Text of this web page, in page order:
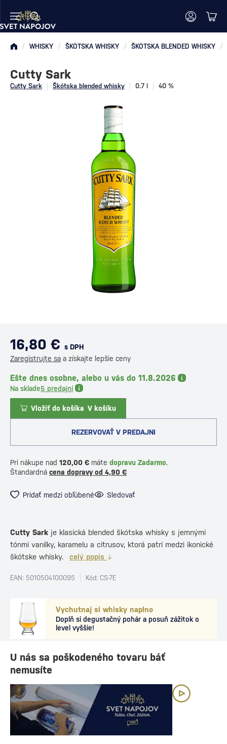
/ WHISKY / ŠKÓTSKA WHISKY / ŠKÓTSKA BLENDED WHISKY /
Cutty Sark Škótska blended whisky 0.7 l 40 %
Cutty Sark
16,80 € s DPH
Zaregistrujte sa a získajte lepšie ceny
Ešte dnes osobne, alebo u vás do 11.8.2026
Na sklade5 predajní
Vložiť do košíka V košíku
REZERVOVAŤ V PREDAJNI
Pri nákupe nad 120,00 € máte dopravu Zadarmo.
Štandardná cena dopravy od 4,90 €
Pridať medzi obľúbené Sledovať
Vychutnaj si whisky naplno
Doplň si degustačný pohár a posuň zážitok o
level vyššie!
Cutty Sark je klasická blended škótska whisky s jemnými
tónmi vanilky, karamelu a citrusov, ktorá patrí medzi ikonické
škótske whisky.
celý popis
EAN: 5010504100095 Kód: CS-7E
U nás sa poškodeného tovaru báť
nemusíte